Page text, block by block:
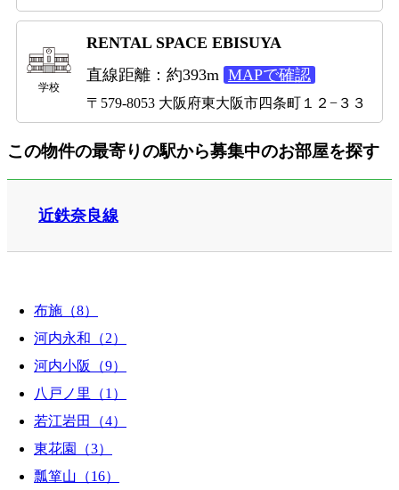
学校
RENTAL SPACE EBISUYA
直線距離：約393m MAPで確認
〒579-8053 大阪府東大阪市四条町１２−３３
この物件の最寄りの駅から募集中のお部屋を探す
近鉄奈良線
布施（8）
河内永和（2）
河内小阪（9）
八戸ノ里（1）
若江岩田（4）
東花園（3）
瓢箪山（16）